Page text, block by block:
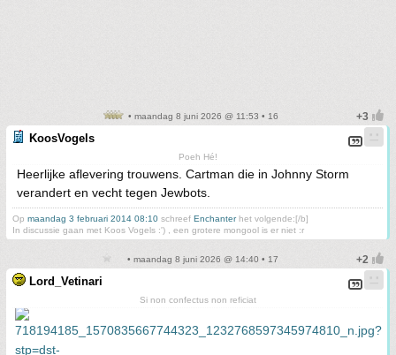
• maandag 8 juni 2026 @ 11:53 • 16
KoosVogels
Poeh Hé!
Heerlijke aflevering trouwens. Cartman die in Johnny Storm
verandert en vecht tegen Jewbots.
Op maandag 3 februari 2014 08:10 schreef Enchanterhet volgende:[/b]
In discussie gaan met Koos Vogels :') , een grotere mongool is er niet :r
• maandag 8 juni 2026 @ 14:40 • 17
Lord_Vetinari
Si non confectus non reficiat